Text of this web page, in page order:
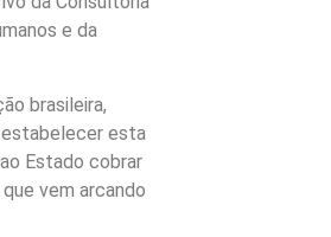
e da
brasileira,
esta
Estado cobrar
vem arcando